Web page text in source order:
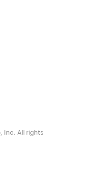
Inc. All rights